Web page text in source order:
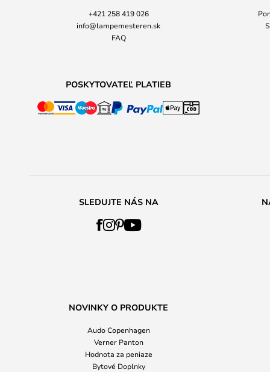
+421 258 419 026
info@lampemesteren.sk
FAQ
POSKYTOVATEĽ PLATIEB
SLEDUJTE NÁS NA
NOVINKY O PRODUKTE
Audo Copenhagen
Verner Panton
Hodnota za peniaze
Bytové Doplnky